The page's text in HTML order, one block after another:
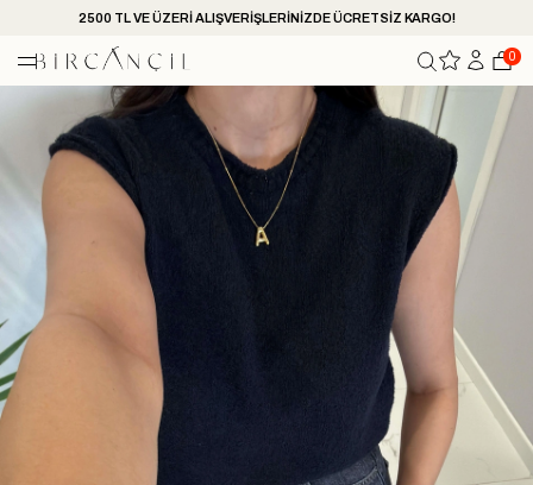
2500 TL VE ÜZERİ ALIŞVERİŞLERİNİZDE ÜCRETSİZ KARGO!
0